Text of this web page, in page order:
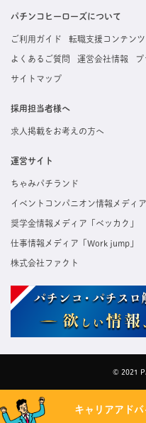
た内容はすぐに直接事業所に届くためス
パチンコヒーローズについて
ご利用ガイド 転職支援コンテンツ
よくあるご質問 運営会社情報 プ
サイトマップ
採用担当者様へ
求人掲載をお考えの方へ
運営サイト
ちゃみパチランド
イベントコンパニオン情報メディア
奨学金情報メディア「ベッカク」
仕事情報メディア「Work jump」
株式会社ファクト
© 2021
キャリアアド